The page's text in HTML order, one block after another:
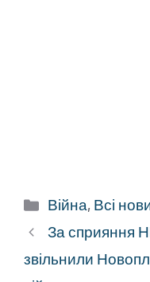
Категорії
Війна, Всі
За сприяння
звільнили